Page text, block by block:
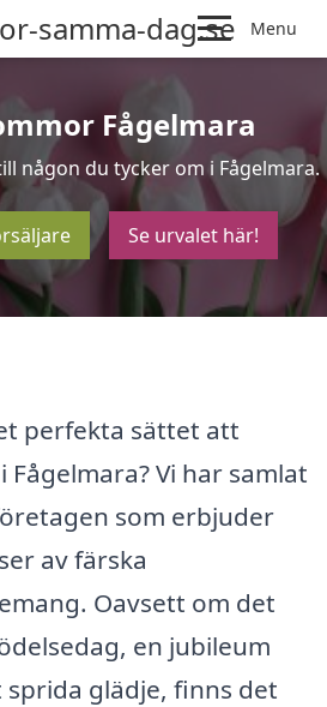
samma-dag.se Menu
Fågelmara
någon du tycker om i Fågelmara.
Se urvalet här!
perfekta sättet att
Fågelmara? Vi har samlat
som erbjuder
av färska
Oavsett om det
en jubileum
glädje, finns det